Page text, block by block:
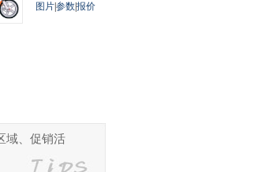
图片参数报价
域、促销活